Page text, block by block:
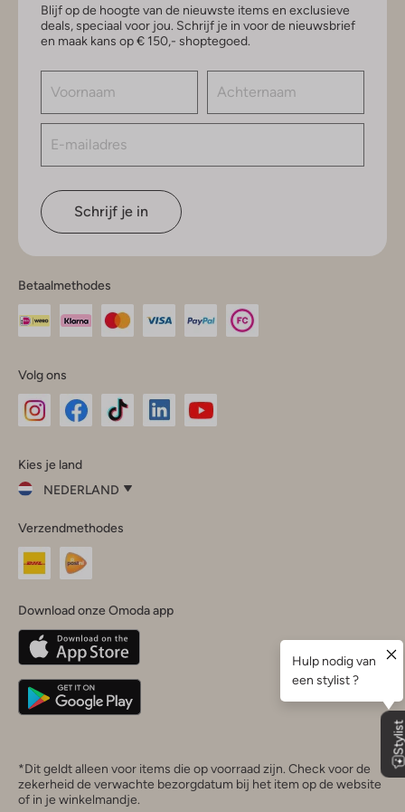
Blijf op de hoogte van de nieuwste items en exclusieve
deals, speciaal voor jou. Schrijf je in voor de nieuwsbrief
en maak kans op € 150,- shoptegoed.
Schrijf je in
Betaalmethodes
Volg ons
InstagramFacebook
Kies je land
NEDERLAND
je
land
Nederland
Belgique(Français)
Deutschland
Verzendmethodes
Download onze Omoda app
*Dit geldt alleen voor items die op voorraad zijn. Check voor de
zekerheid de verwachte bezorgdatum bij het item op de website
of in je winkelmandje.